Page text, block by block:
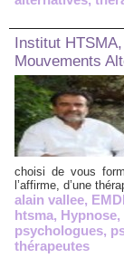
Institut
Mouvements
choisi de vous
l’affirme, d’une
alain vallee,
htsma, Hypnose,
psychologues,
thérapeutes